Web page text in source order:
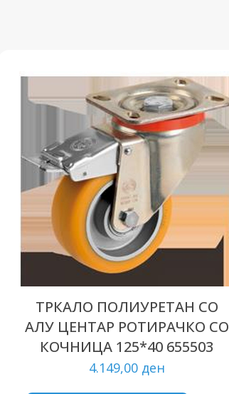
ТРКАЛО ПОЛИУРЕТАН СО
АЛУ ЦЕНТАР РОТИРАЧКО СО
КОЧНИЦА 125*40 655503
4.149,00 ден